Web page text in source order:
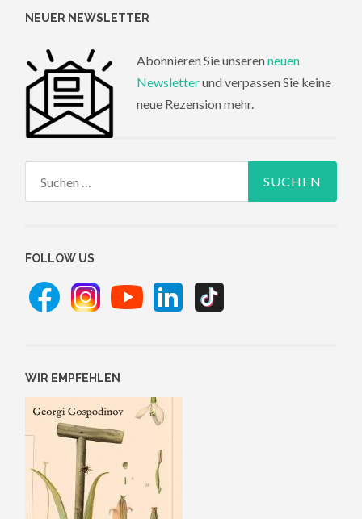
NEUER NEWSLETTER
Abonnieren Sie unseren neuen
Newsletterund verpassen Sie keine
neue Rezension mehr.
FOLLOW US
WIR EMPFEHLEN